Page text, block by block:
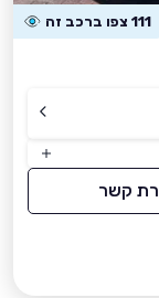
111 צפו ברכב זה
קשר